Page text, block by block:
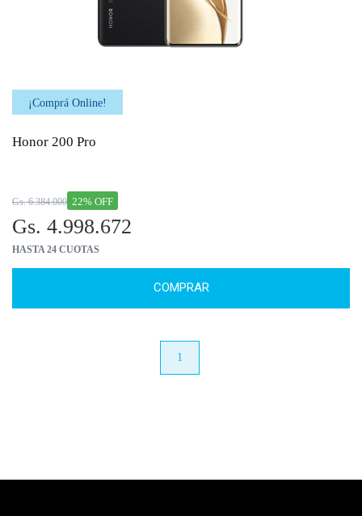
¡Comprá Online!
Honor 200 Pro
22% OFF
Gs. 6.384.000
Gs. 4.998.672
HASTA 24 CUOTAS
COMPRAR
1